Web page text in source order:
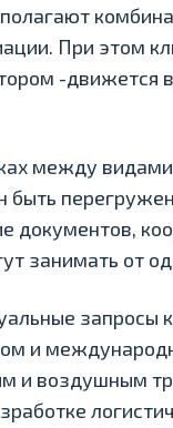
При этом
-движется
между
документов,
занимать от
запросы
и
воздушным